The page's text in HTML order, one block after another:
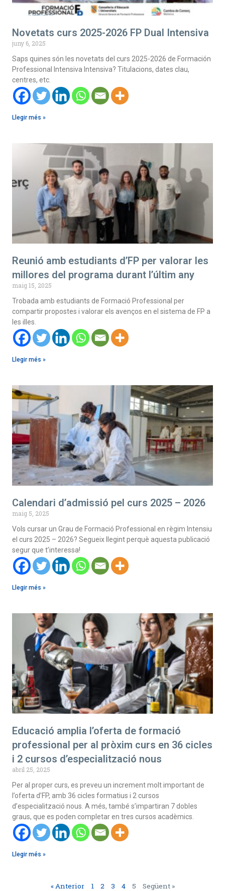
Novetats curs 2025-2026 FP Dual Intensiva
juny 6, 2025
Saps quines són les novetats del curs 2025-2026 de Formación
Professional Intensiva Intensiva? Titulacions, dates clau,
centres, etc.
Llegir més »
Reunió amb estudiants d’FP per valorar les
millores del programa durant l’últim any
maig 15, 2025
Trobada amb estudiants de Formació Professional per
compartir propostes i valorar els avenços en el sistema de FP a
les illes.
Llegir més »
Calendari d’admissió pel curs 2025 – 2026
maig 5, 2025
Vols cursar un Grau de Formació Professional en règim Intensiu
el curs 2025 – 2026? Segueix llegint perquè aquesta publicació
segur que t’interessa!
Llegir més »
Educació amplia l’oferta de formació
professional per al pròxim curs en 36 cicles
i 2 cursos d’especialització nous
abril 25, 2025
Per al proper curs, es preveu un increment molt important de
l’oferta d’FP, amb 36 cicles formatius i 2 cursos
d’especialització nous. A més, també s’impartiran 7 dobles
graus, que es poden completar en tres cursos acadèmics.
Llegir més »
« Anterior 1 2 3 4 5 Següent »